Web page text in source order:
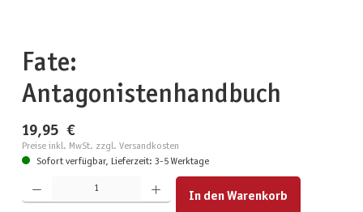
Fate:
Antagonistenhandbuch
19,95 €
Preise inkl. MwSt. zzgl. Versandkosten
Sofort verfügbar, Lieferzeit: 3-5 Werktage
Produkt Anzahl: Gib den gewünschten Wert ein oder benutze die Schaltflächen um die Anzahl zu
In den Warenkorb